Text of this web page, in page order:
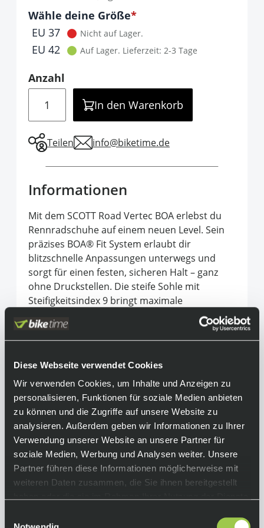
Diese Webseite verwendet Cookies
Wir verwenden Cookies, um Inhalte und Anzeigen zu
personalisieren, Funktionen für soziale Medien anbieten
zu können und die Zugriffe auf unsere Website zu
analysieren. Außerdem geben wir Informationen zu Ihrer
Verwendung unserer Website an unsere Partner für
soziale Medien, Werbung und Analysen weiter. Unsere
Partner führen diese Informationen möglicherweise mit
weiteren Daten zusammen, die Sie ihnen bereitgestellt
Optionen
Wähle deine Größe
It is required to select one of the available
EU 37 Nicht auf Lager.
EU 42 Auf Lager. Lieferzeit: 2-3 Tage
Anzahl
In den Warenkorb
Teilen info@biketime.de
Informationen
Mit dem SCOTT Road Vertec BOA erlebst du
Rennradschuhe auf einem neuen Level. Sein
präzises BOA® Fit System erlaubt dir
blitzschnelle Anpassungen unterwegs und
sorgt für einen festen, sicheren Halt – ganz
ohne Druckstellen. Die steife Sohle mit
Steifigkeitsindex 9 bringt maximale
Kraftübertragung, sodass du aus jedem Tritt
das Beste herausholst. Dank des
durchdachten Designs bietet der Schuh nicht
Tragekomfort bei langen Ausfahrten. Egal ob
Wettkampf oder Trainingsrunde – der Road
Vertec BOA begleitet dich mit Effizienz und
Leichtigkeit.
Equipment
Funktionen:
• steifer Rennradschuh für den Road-Einsatz
• BOA Fit System L6 Verschluss